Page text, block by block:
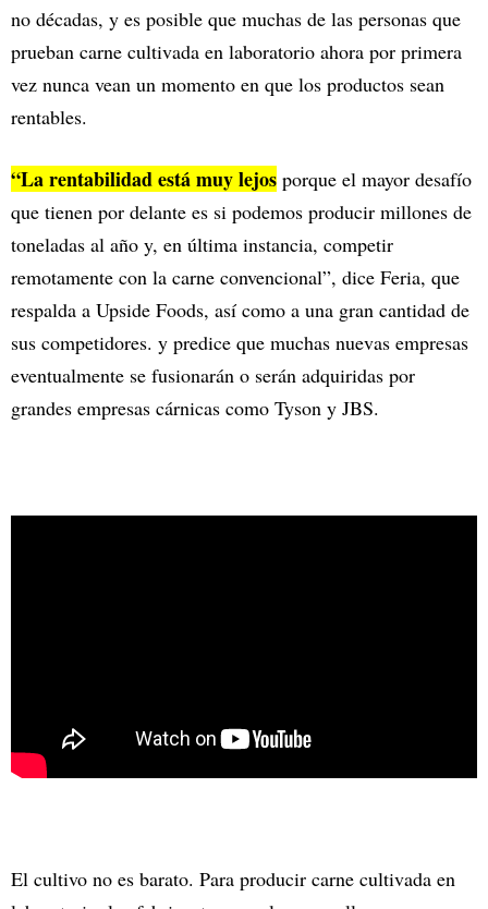
no décadas, y es posible que muchas de las personas que
prueban carne cultivada en laboratorio ahora por primera
vez nunca vean un momento en que los productos sean
rentables.
“La rentabilidad está muy lejos porque el mayor desafío
que tienen por delante es si podemos producir millones de
toneladas al año y, en última instancia, competir
remotamente con la carne convencional”, dice Feria, que
respalda a Upside Foods, así como a una gran cantidad de
sus competidores. y predice que muchas nuevas empresas
eventualmente se fusionarán o serán adquiridas por
grandes empresas cárnicas como Tyson y JBS.
El cultivo no es barato. Para producir carne cultivada en